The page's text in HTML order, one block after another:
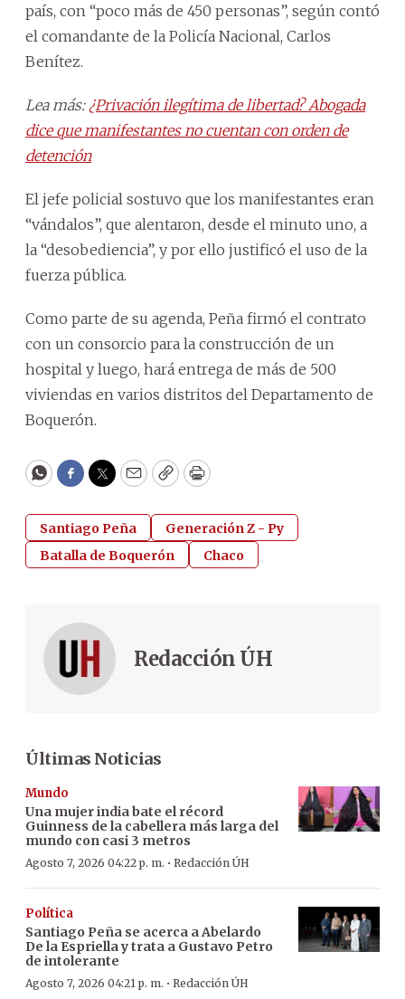
país, con “poco más de 450 personas”, según contó
el comandante de la Policía Nacional, Carlos
Benítez.
Lea más: ¿Privación ilegítima de libertad? Abogada
dice que manifestantes no cuentan con orden de
detención
El jefe policial sostuvo que los manifestantes eran
“vándalos”, que alentaron, desde el minuto uno, a
la “desobediencia”, y por ello justificó el uso de la
fuerza pública.
Como parte de su agenda, Peña firmó el contrato
con un consorcio para la construcción de un
hospital y luego, hará entrega de más de 500
viviendas en varios distritos del Departamento de
Boquerón.
WhatsApp
Facebook
Twitter
EmailCopyPrint
Santiago Peña
Generación Z - Py
Batalla de Boquerón
Chaco
Redacción ÚH
Últimas Noticias
Mundo
Una mujer india bate el récord
Guinness de la cabellera más larga del
mundo con casi 3 metros
Agosto 7, 2026 04:22 p. m. · Redacción ÚH
Política
Santiago Peña se acerca a Abelardo
De la Espriella y trata a Gustavo Petro
de intolerante
Agosto 7, 2026 04:21 p. m. · Redacción ÚH